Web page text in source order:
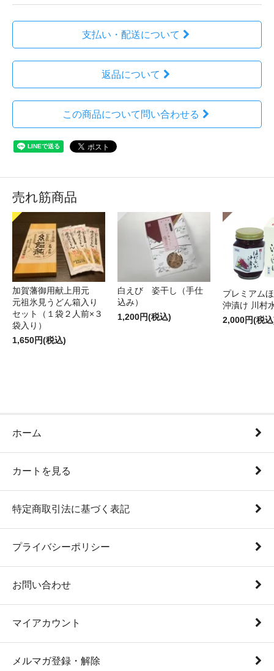
支払い・配送について
返品について
この商品について問い合わせる
売れ筋商品
加賀藩御用献上用元
元祖氷見うどん箱入り
セット（１袋２人前×３
袋入り）
1,650円(税込)
白えび 姿干し（手仕
込み）
1,200円(税込)
プレミアム
沖漬け 川村
2,000円(税
ホーム
カートを見る
特定商取引法に基づく表記
プライバシーポリシー
お問い合わせ
マイアカウント
メルマガ登録・解除